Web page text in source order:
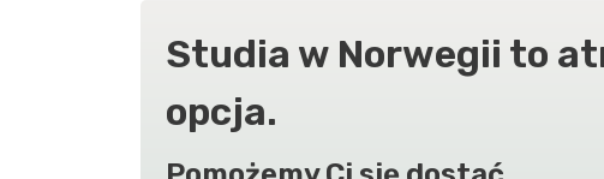
Studia w Norwegii to
opcja.